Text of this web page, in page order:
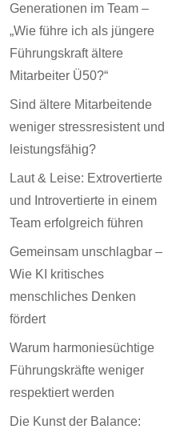
Generationen im Team –
„Wie führe ich als jüngere
Führungskraft ältere
Mitarbeiter Ü50?“
Sind ältere Mitarbeitende
weniger stressresistent und
leistungsfähig?
Laut & Leise: Extrovertierte
und Introvertierte in einem
Team erfolgreich führen
Gemeinsam unschlagbar –
Wie KI kritisches
menschliches Denken
fördert
Warum harmoniesüchtige
Führungskräfte weniger
respektiert werden
Die Kunst der Balance: